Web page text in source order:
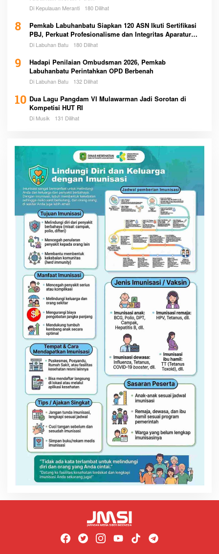
Di Kepulauan Meranti 180 Dilihat
8
Pemkab Labuhanbatu Siapkan 120 ASN Ikuti Sertifikasi
PBJ, Perkuat Profesionalisme dan Integritas Aparatur
Pemerintah
Di Labuhan Batu 180 Dilihat
9
Hadapi Penilaian Ombudsman 2026, Pemkab
Labuhanbatu Perintahkan OPD Berbenah
Di Labuhan Batu 132 Dilihat
10 Dua Lagu Pangdam VI Mulawarman Jadi Sorotan di
Kompetisi HUT RI
Di Musik 131 Dilihat